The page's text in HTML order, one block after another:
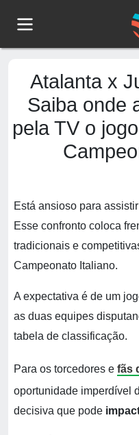
Atalanta x
Saiba onde
pela TV o
Está ansioso para assistir
Esse confronto coloca
tradicionais e
Campeonato Italiano.
A expectativa é de um
as duas equipes
tabela de classificação.
Para os torcedores e fãs
oportunidade imperdível
decisiva que pode